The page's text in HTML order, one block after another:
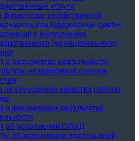
услуги
финансово-хозяйственной
или бюджетные сметы
о выполнении
(муниципального)
о результатах деятельности
независимой оценки
по улучшению качества работы
о финансовых результатах
об исполнении ПФХД
об исполнении предписаний